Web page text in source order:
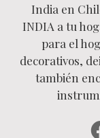
India en
INDIA a tu
para el
decorativos,
también